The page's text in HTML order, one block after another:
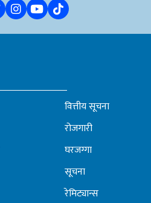
वित्तीय सूचना
रोजगारी
घरजग्गा
सूचना
रेमिट्यान्स